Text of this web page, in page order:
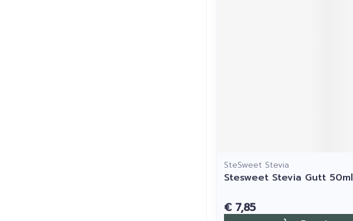
SteSweet Stevia
Stesweet Stevia Gutt 50ml
€ 7,85